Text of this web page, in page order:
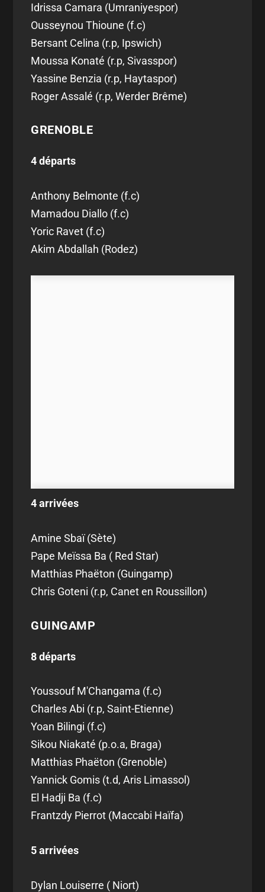
Idrissa Camara (Umraniyespor)
Ousseynou Thioune (f.c)
Bersant Celina (r.p, Ipswich)
Moussa Konaté (r.p, Sivasspor)
Yassine Benzia (r.p, Haytaspor)
Roger Assalé (r.p, Werder Brême)
GRENOBLE
4 départs
Anthony Belmonte (f.c)
Mamadou Diallo (f.c)
Yoric Ravet (f.c)
Akim Abdallah (Rodez)
4 arrivées
Amine Sbaï (Sète)
Pape Meïssa Ba ( Red Star)
Matthias Phaëton (Guingamp)
Chris Goteni (r.p, Canet en Roussillon)
GUINGAMP
8 départs
Youssouf M'Changama (f.c)
Charles Abi (r.p, Saint-Etienne)
Yoan Bilingi (f.c)
Sikou Niakaté (p.o.a, Braga)
Matthias Phaëton (Grenoble)
Yannick Gomis (t.d, Aris Limassol)
El Hadji Ba (f.c)
Frantzdy Pierrot (Maccabi Haïfa)
5 arrivées
Dylan Louiserre ( Niort)